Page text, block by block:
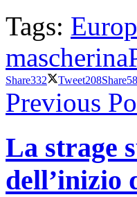
Tags:
mascherina
Share332 Tweet208Share58
Previous
La strage
dell’inizio